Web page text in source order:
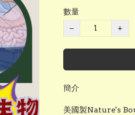
數量
−
+
簡介
美國製Nature's